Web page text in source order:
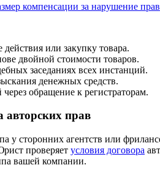
компенсации за нарушение прав
или закупку товара.
двойной стоимости товаров.
заседаниях всех инстанций.
денежных средств.
обращение к регистраторам.
авторских прав
у сторонних агентств или
проверяет условия договора
вашей компании.